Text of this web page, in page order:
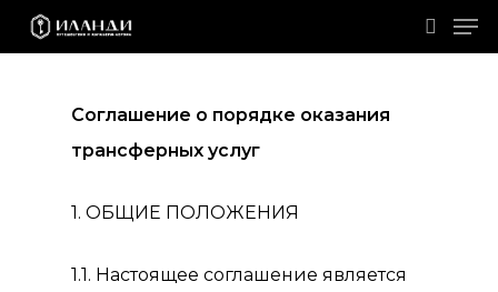
Skip
to
search
Соглашение о порядке оказания
трансферных услуг
1. ОБЩИЕ ПОЛОЖЕНИЯ
1.1. Настоящее соглашение является